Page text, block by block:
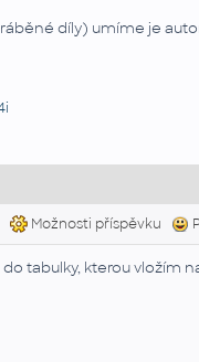
díly) umíme je
Možnosti příspěvku
tabulky, kterou vložím